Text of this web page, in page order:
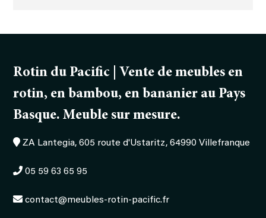
Rotin du Pacific | Vente de meubles en
rotin, en bambou, en bananier au Pays
Basque. Meuble sur mesure.
ZA Lantegia, 605 route d'Ustaritz, 64990 Villefranque
05 59 63 65 95
contact@meubles-rotin-pacific.fr